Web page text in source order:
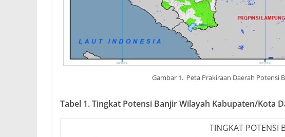
Gambar 1. Peta Prakiraan Daerah Potensi
Tabel 1. Tingkat Potensi Banjir Wilayah Kabupaten/Kota
TINGKAT POTENSI